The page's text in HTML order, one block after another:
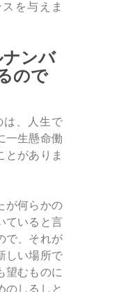
を与えま
ンバ
ので
は、人生で
一生懸命働
とがありま
が何らかの
ていると言
で、それが
しい場所で
望むものに
のしるしと